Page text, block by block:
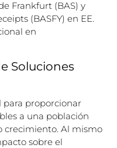
Frankfurt (BAS) y
(BASFY) en EE.
en
Soluciones
proporcionar
a una población
crecimiento. Al mismo
sobre el